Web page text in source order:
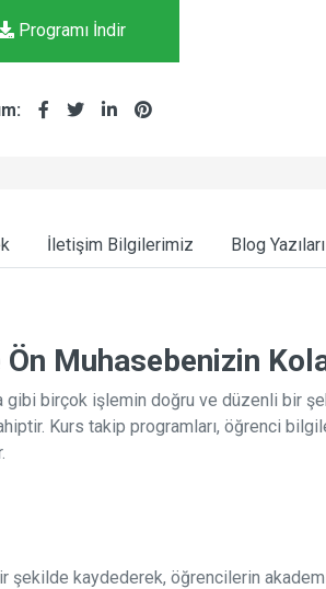
Programı İndir
İletişim Bilgilerimiz Blog Yazıları
Muhasebenizin
birçok işlemin doğru ve düzenli bir
Kurs takip programları, öğrenci
kaydederek, öğrencilerin